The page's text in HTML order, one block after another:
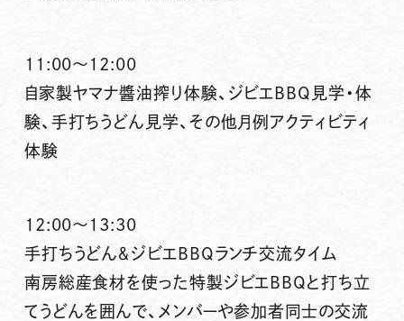
11:00～12:00
自家製ヤマナ醬油搾り体験、ジビエBBQ見学・体
験、手打ちうどん見学、その他月例アクティビティ
体験
12:00～13:30
手打ちうどん＆ジビエBBQランチ交流タイム
南房総産食材を使った特製ジビエBBQと打ち立
てうどんを囲んで、メンバーや参加者同士の交流